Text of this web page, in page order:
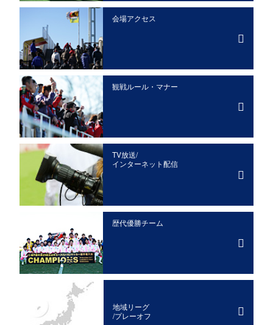
会場アクセス
観戦ルール・マナー
TV放送/
インターネット配信
歴代優勝チーム
地域リーグ
/プレーオフ